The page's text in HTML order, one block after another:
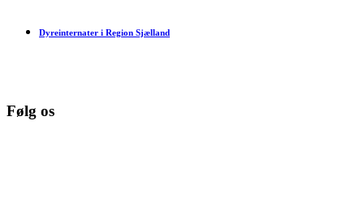
Dyreinternater i Region Sjælland
Følg os